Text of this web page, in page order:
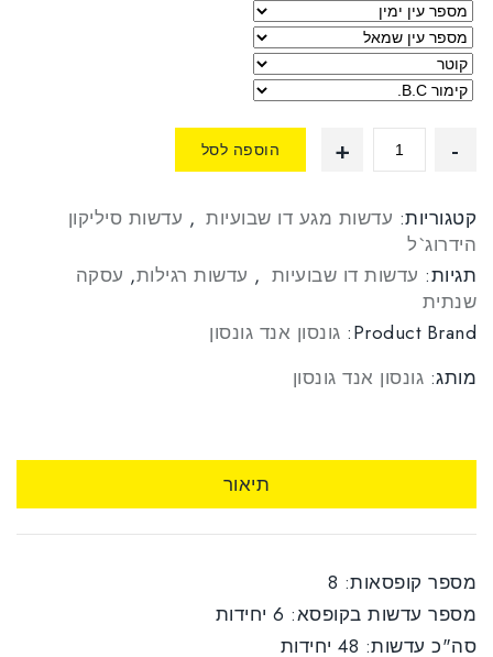
לאפס
את
כל
האפשרויות
cached
הוספה לסל
קטגוריות: עדשות מגע דו שבועיות , עדשות סיליקון
הידרוג`ל
תגיות: עדשות דו שבועיות , עדשות רגילות, עסקה
שנתית
Product Brand: גונסון אנד גונסון
מותג: גונסון אנד גונסון
תיאור
מספר קופסאות: 8
מספר עדשות בקופסא: 6 יחידות
סה"כ עדשות: 48 יחידות